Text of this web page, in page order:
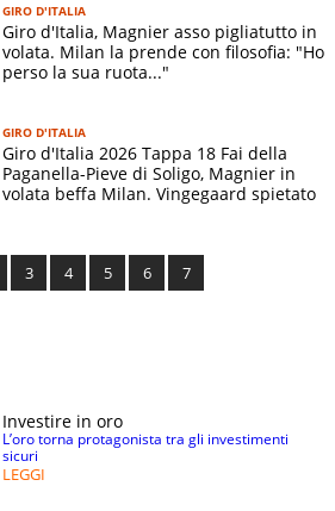
GIRO D'ITALIA
Giro d'Italia, Magnier asso pigliatutto in
volata. Milan la prende con filosofia: "Ho
perso la sua ruota..."
GIRO D'ITALIA
Giro d'Italia 2026 Tappa 18 Fai della
Paganella-Pieve di Soligo, Magnier in
volata beffa Milan. Vingegaard spietato
3 4 5 6 7
Investire in oro
L’oro torna protagonista tra gli investimenti
sicuri
LEGGI